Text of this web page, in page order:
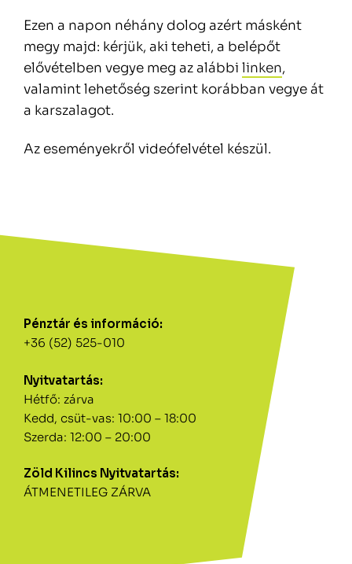
Pénztár és információ:
+36 (52) 525-010
Nyitvatartás:
Hétfő: zárva
Kedd, csüt-vas: 10:00 – 18:00
Szerda: 12:00 – 20:00
Zöld Kilincs Nyitvatartás:
ÁTMENETILEG ZÁRVA
Ezen a napon néhány dolog azért másként
megy majd: kérjük, aki teheti, a belépőt
elővételben vegye meg az alábbi linken,
valamint lehetőség szerint korábban vegye át
a karszalagot.
Az eseményekről videófelvétel készül.